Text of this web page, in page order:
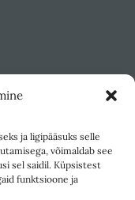
ja ligipääsuks selle
võimaldab see
sel saidil. Küpsistest
funktsioone ja